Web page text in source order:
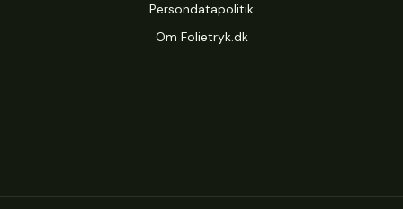
Persondatapolitik
Om Folietryk.dk